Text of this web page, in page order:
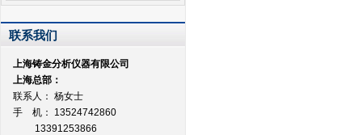
联系我们
上海铸金分析仪器有限公司
上海总部：
联系人： 杨女士
手 机： 13524742860
13391253866